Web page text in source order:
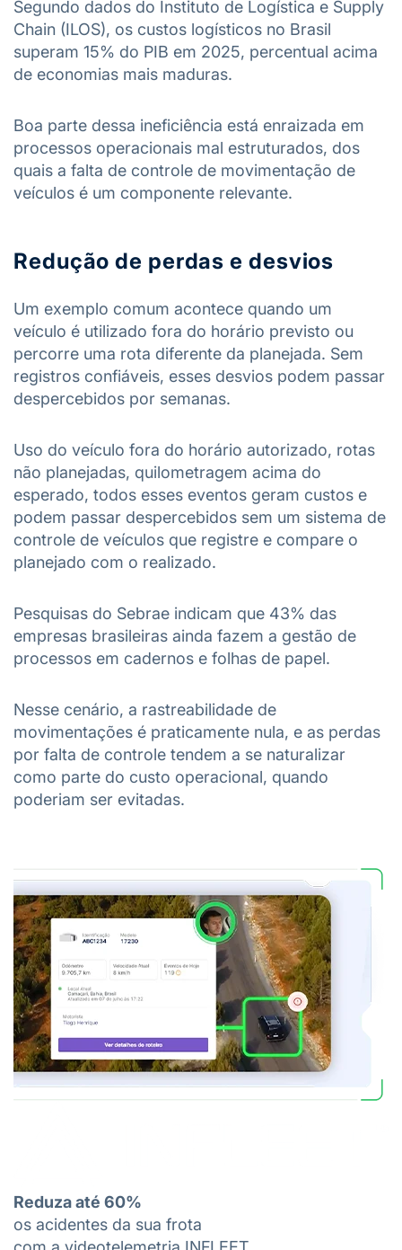
Segundo dados do Instituto de Logística e Supply
Chain (ILOS), os custos logísticos no Brasil
superam 15% do PIB em 2025, percentual acima
de economias mais maduras.
Boa parte dessa ineficiência está enraizada em
processos operacionais mal estruturados, dos
quais a falta de controle de movimentação de
veículos é um componente relevante.
Redução de perdas e desvios
Um exemplo comum acontece quando um
veículo é utilizado fora do horário previsto ou
percorre uma rota diferente da planejada. Sem
registros confiáveis, esses desvios podem passar
despercebidos por semanas.
Uso do veículo fora do horário autorizado, rotas
não planejadas, quilometragem acima do
esperado, todos esses eventos geram custos e
podem passar despercebidos sem um sistema de
controle de veículos que registre e compare o
planejado com o realizado.
Pesquisas do Sebrae indicam que 43% das
empresas brasileiras ainda fazem a gestão de
processos em cadernos e folhas de papel.
Nesse cenário, a rastreabilidade de
movimentações é praticamente nula, e as perdas
por falta de controle tendem a se naturalizar
como parte do custo operacional, quando
poderiam ser evitadas.
Reduza até 60%
os acidentes da sua frota